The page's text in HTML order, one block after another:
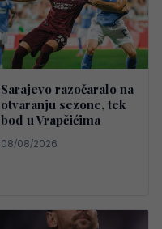
Sarajevo razočaralo na
otvaranju sezone, tek
bod u Vrapčićima
08/08/2026